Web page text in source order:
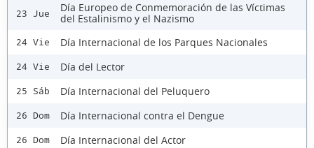
23 Jue
Día Europeo de Conmemoración de las Víctimas
del Estalinismo y el Nazismo
24 Vie Día Internacional de los Parques Nacionales
24 Vie Día del Lector
25 Sáb Día Internacional del Peluquero
26 Dom Día Internacional contra el Dengue
26 Dom Día Internacional del Actor